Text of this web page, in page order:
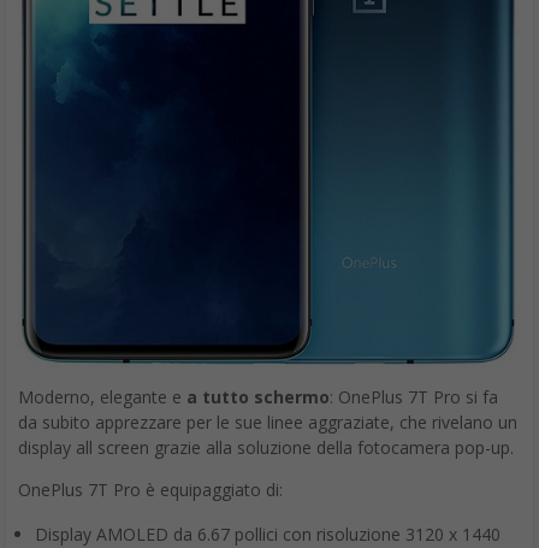
Moderno, elegante e a tutto schermo: OnePlus 7T Pro si fa
da subito apprezzare per le sue linee aggraziate, che rivelano un
display all screen grazie alla soluzione della fotocamera pop-up.
OnePlus 7T Pro è equipaggiato di:
Display AMOLED da 6.67 pollici con risoluzione 3120 x 1440